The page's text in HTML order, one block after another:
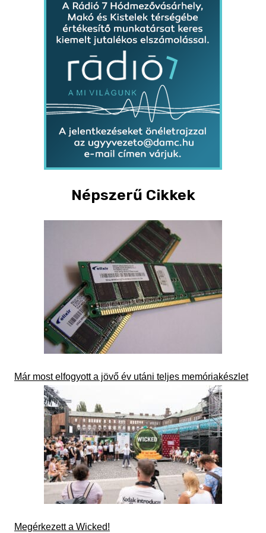
Népszerű Cikkek
Már most elfogyott a jövő év utáni teljes memóriakészlet
Megérkezett a Wicked!